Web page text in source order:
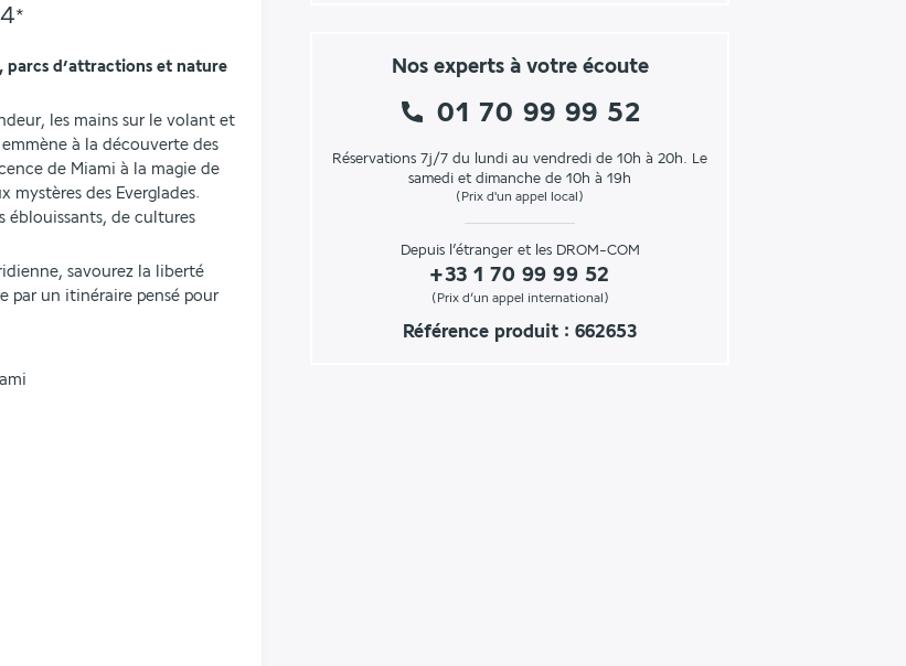
Nos experts à votre écoute
01 70 99 99 52
Réservations 7j/7 du lundi au vendredi de 10h à 20h. Le
samedi et dimanche de 10h à 19h
(Prix d'un appel local)
Depuis l’étranger et les DROM-COM
+33 1 70 99 99 52
(Prix d’un appel international)
Référence produit : 662653
4*
parcs d’attractions et nature
les mains sur le volant et
à la découverte des
de Miami à la magie de
mystères des Everglades.
éblouissants, de cultures
savourez la liberté
par un itinéraire pensé pour